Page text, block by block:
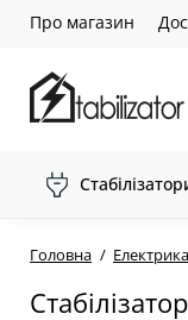
Про магазин
Головна Електрика